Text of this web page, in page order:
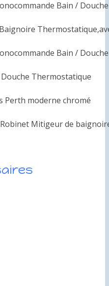
Bain / Douche
Bain / Douche
Thermostatique
Perth moderne chromé
Mitigeur de